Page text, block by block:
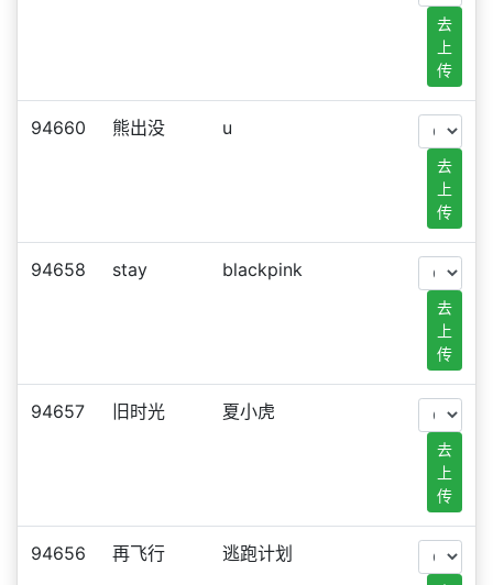
去
上
传
94660 熊出没 u
去
上
传
94658 stay blackpink
去
上
传
94657 旧时光 夏小虎
去
上
传
94656 再飞行 逃跑计划